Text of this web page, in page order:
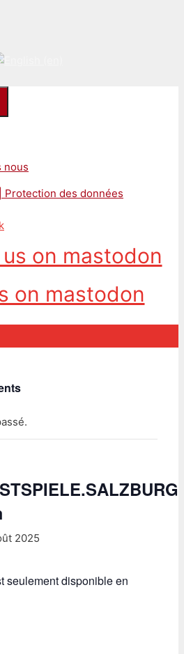
nous
Protection des données
2025
seulement disponible en